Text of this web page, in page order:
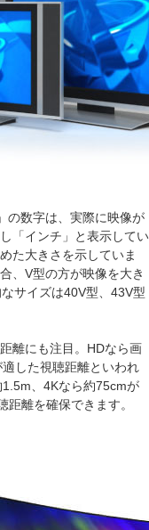
の数字は、実際に映像が
「インチ」と表示してい
た大きさを示していま
、V型の方が映像を大き
サイズは40V型、43V型
離にも注目。HDなら画
した視聴距離といわれ
、4Kなら約75cmが
離を確保できます。